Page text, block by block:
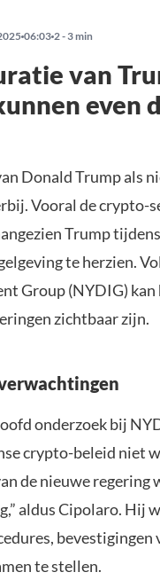
06:03 2 - 3 min
van
even
Donald Trump als
Vooral de crypto-
Trump
te herzien.
Group (NYDIG)
zichtbaar zijn.
onderzoek bij
crypto-beleid niet
de nieuwe regering
aldus Cipolaro. Hij
bevestigingen
te stellen.